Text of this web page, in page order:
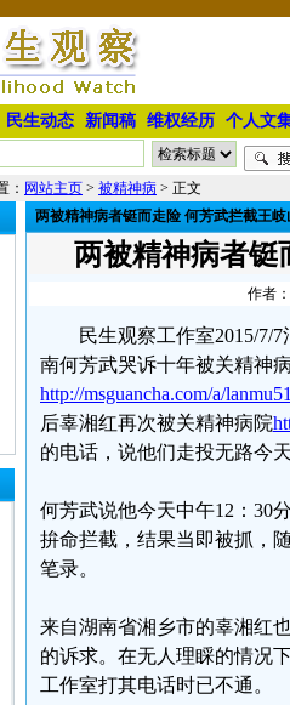
民生动态 新闻稿 维权经历 个人文
： 网站主页 > 被精神病 > 正文
两被精神病者铤而走险 何芳武拦截王
两被精神病者铤
作者
民生观察工作室2015/7/
南何芳武哭诉十年被关精神
http://msguancha.com/a/
后辜湘红再次被关精神病院
的电话，说他们走投无路今
何芳武说他今天中午12：30
拚命拦截，结果当即被抓，
笔录。
来自湖南省湘乡市的辜湘红
的诉求。在无人理睬的情况
工作室打其电话时已不通。